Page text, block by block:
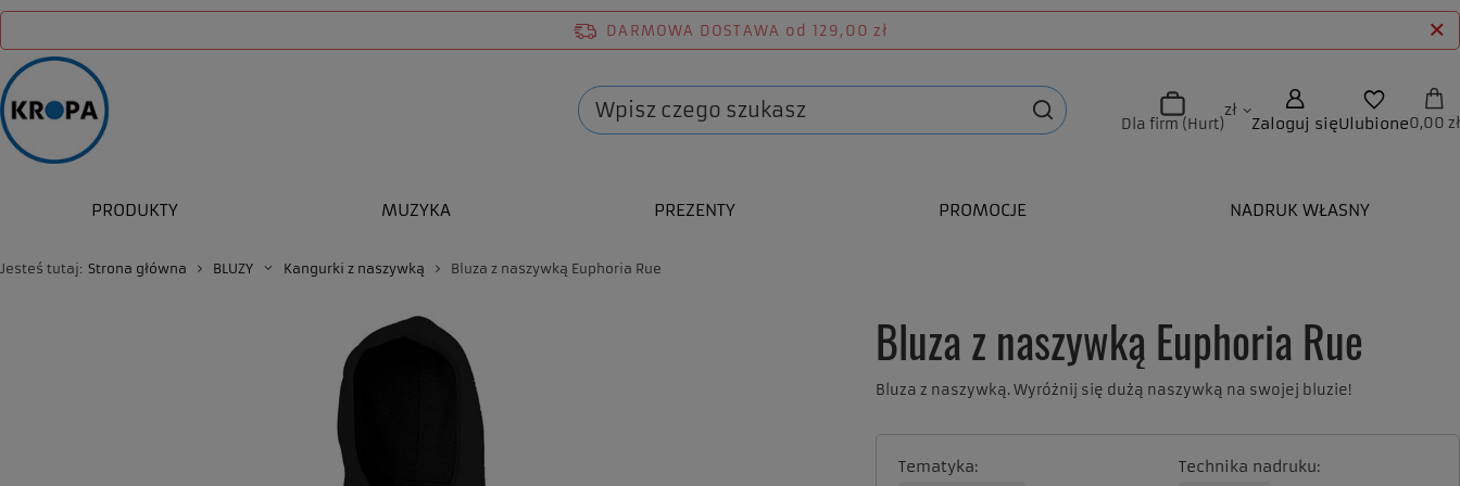
DARMOWA DOSTAWA od 129,00 zł
Dla firm (Hurt)
zł
Zaloguj sięUlubione0,00 zł
PRODUKTY MUZYKA PREZENTY PROMOCJE NADRUK WŁASNY
Jesteś tutaj: Strona główna BLUZY Kangurki z naszywką Bluza z naszywką Euphoria Rue
Bluza z naszywką Euphoria Rue
Bluza z naszywką. Wyróżnij się dużą naszywką na swojej bluzie!
Tematyka Technika nadruku